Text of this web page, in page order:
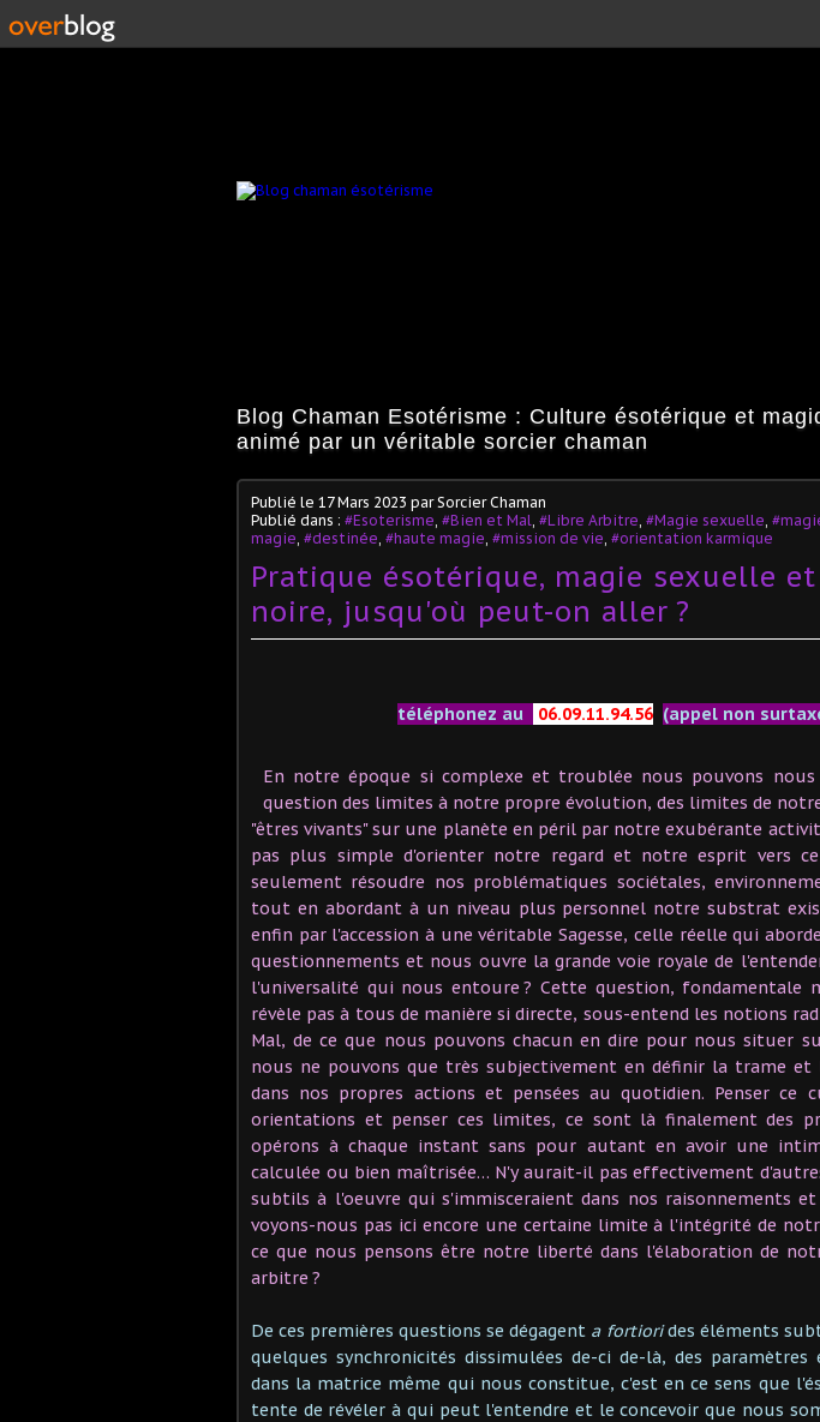
Blog Chaman Esotérisme : Culture ésotérique et
animé par un véritable sorcier chaman
Publié le 17 Mars 2023 par Sorcier Chaman
Publié dans : #Esoterisme #Bien et Mal #Libre Arbitre #Magie sexuelle
magie #destinée #haute magie #mission de vie #orientation karmique
Pratique ésotérique, magie sexuelle
noire, jusqu'où peut-on aller ?
téléphonez au 06.09.11.94.56 (appel non
En notre époque si complexe et troublée nous pouvons nous
question des limites à notre propre évolution, des limites de
"êtres vivants" sur une planète en péril par notre exubérante
pas plus simple d'orienter notre regard et notre esprit vers
seulement résoudre nos problématiques sociétales,
tout en abordant à un niveau plus personnel notre substrat
enfin par l'accession à une véritable Sagesse, celle réelle qui
questionnements et nous ouvre la grande voie royale de
l'universalité qui nous entoure ? Cette question, fondamentale
révèle pas à tous de manière si directe, sous-entend les notions
Mal, de ce que nous pouvons chacun en dire pour nous situer
nous ne pouvons que très subjectivement en définir la trame
dans nos propres actions et pensées au quotidien. Penser ce
orientations et penser ces limites, ce sont là finalement des
opérons à chaque instant sans pour autant en avoir une
calculée ou bien maîtrisée… N'y aurait-il pas effectivement
subtils à l'oeuvre qui s'immisceraient dans nos raisonnements et
voyons-nous pas ici encore une certaine limite à l'intégrité de
ce que nous pensons être notre liberté dans l'élaboration de
arbitre ?
De ces premières questions se dégagent a fortiorides éléments
quelques synchronicités dissimulées de-ci de-là, des paramètres
dans la matrice même qui nous constitue, c'est en ce sens que
tente de révéler à qui peut l'entendre et le concevoir que nous